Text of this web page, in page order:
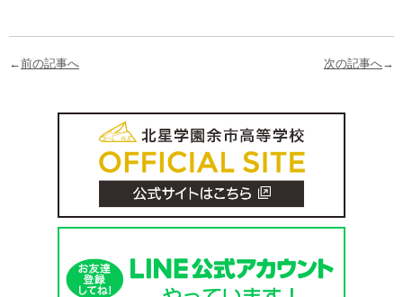
←前の記事へ 次の記事へ→